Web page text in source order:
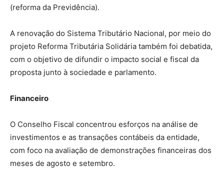
(reforma da Previdência).
A renovação do Sistema Tributário Nacional, por meio do
projeto Reforma Tributária Solidária também foi debatida,
com o objetivo de difundir o impacto social e fiscal da
proposta junto à sociedade e parlamento.
Financeiro
O Conselho Fiscal concentrou esforços na análise de
investimentos e as transações contábeis da entidade,
com foco na avaliação de demonstrações financeiras dos
meses de agosto e setembro.